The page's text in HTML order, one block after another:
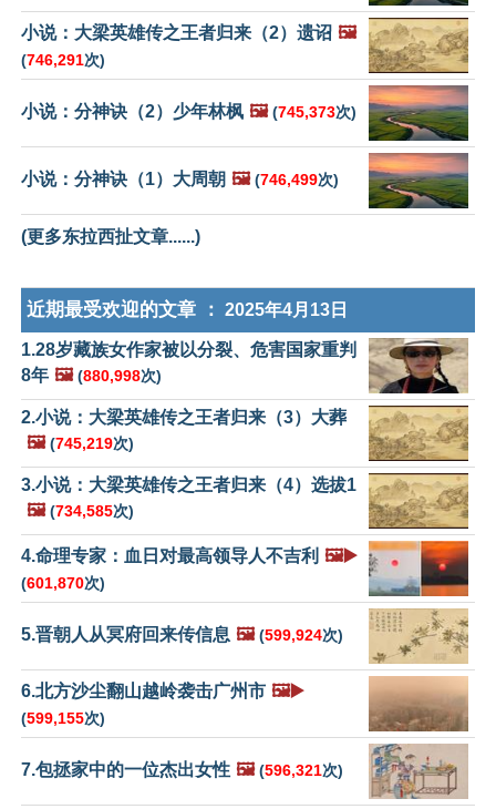
小说：大梁英雄传之王者归来（2）遗诏 🖼️
(746,291次)
小说：分神诀（2）少年林枫 🖼️ (745,373次)
小说：分神诀（1）大周朝 🖼️ (746,499次)
(更多东拉西扯文章......)
近期最受欢迎的文章 ： 2025年4月13日
1.28岁藏族女作家被以分裂、危害国家重判
8年 🖼️ (880,998次)
2.小说：大梁英雄传之王者归来（3）大葬
🖼️ (745,219次)
3.小说：大梁英雄传之王者归来（4）选拔1
🖼️ (734,585次)
4.命理专家：血日对最高领导人不吉利 🖼️▶️
(601,870次)
5.晋朝人从冥府回来传信息 🖼️ (599,924次)
6.北方沙尘翻山越岭袭击广州市 🖼️▶️
(599,155次)
7.包拯家中的一位杰出女性 🖼️ (596,321次)